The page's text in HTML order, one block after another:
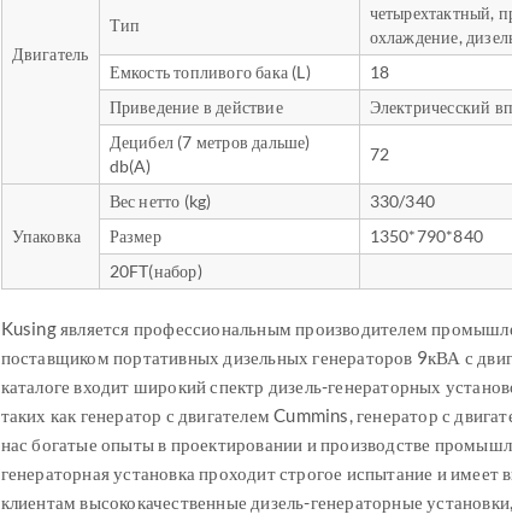
Двигатель
Тип
четырехтактный,
охлаждение,
Емкость топливого бака (L)
18
Приведение в действие
Электричесский
Децибел (7 метров дальше)
db(A)
72
Упаковка
Вес нетто (kg)
330/340
Размер
1350*790*840
20FT(набор)
Kusing является профессиональным производителем
поставщиком портативных дизельных генераторов 9кВА с
каталоге входит широкий спектр дизель-генераторных
таких как генератор с двигателем Cummins, генератор с
нас богатые опыты в проектировании и производстве
генераторная установка проходит строгое испытание и имеет
клиентам высококачественные дизель-генераторные